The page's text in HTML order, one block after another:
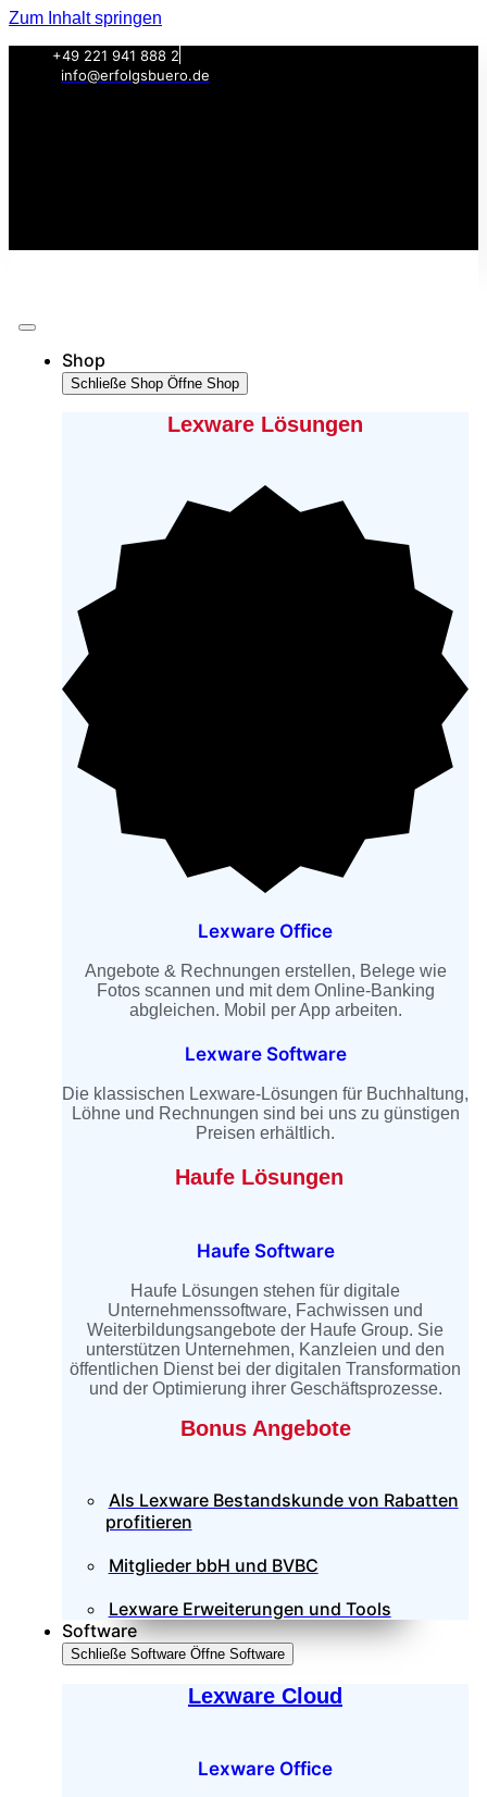
Zum Inhalt springen
+49 221 941 888 2
info@erfolgsbuero.de
Shop
Schließe Shop Öffne Shop
Lexware Lösungen
Lexware Office
Angebote & Rechnungen erstellen, Belege wie
Fotos scannen und mit dem Online-Banking
abgleichen. Mobil per App arbeiten.
Lexware Software
Die klassischen Lexware-Lösungen für Buchhaltung,
Löhne und Rechnungen sind bei uns zu günstigen
Preisen erhältlich.
Haufe Lösungen
Haufe Software
Haufe Lösungen stehen für digitale
Unternehmenssoftware, Fachwissen und
Weiterbildungsangebote der Haufe Group. Sie
unterstützen Unternehmen, Kanzleien und den
öffentlichen Dienst bei der digitalen Transformation
und der Optimierung ihrer Geschäftsprozesse.
Bonus Angebote
Als Lexware Bestandskunde von Rabatten
profitieren
Mitglieder bbH und BVBC
Lexware Erweiterungen und Tools
Software
Schließe Software Öffne Software
Lexware Cloud
Lexware Office